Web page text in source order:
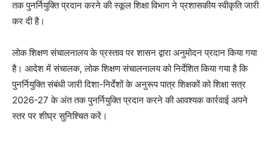
तक पुनर्नियुक्ति प्रदान करने की स्कूल शिक्षा विभाग ने प्रशासकीय स्वीकृति जारी
कर दी है।
लोक शिक्षण संचालनालय के प्रस्ताव पर शासन द्वारा अनुमोदन प्रदान किया गया
है। आदेश में संचालक, लोक शिक्षण संचालनालय को निर्देशित किया गया है कि
पुनर्नियुक्ति संबंधी जारी दिशा-निर्देशों के अनुरूप पात्र शिक्षकों को शिक्षा सत्र
2026-27 के अंत तक पुनर्नियुक्ति प्रदान करने की आवश्यक कार्रवाई अपने
स्तर पर शीघ्र सुनिश्चित करें।